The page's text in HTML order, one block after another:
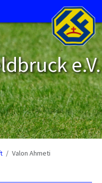
e.V.
Valon Ahmeti